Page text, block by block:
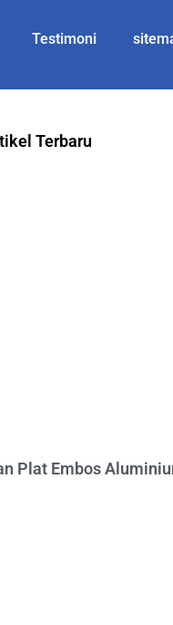
Testimoni
Terbaru
Plat Embos